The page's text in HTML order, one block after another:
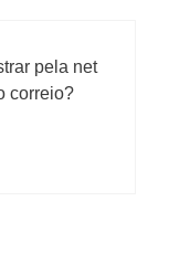
pela net
correio?